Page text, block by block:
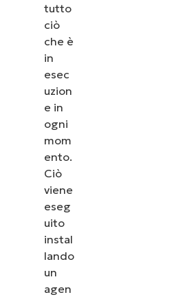
tutto
ciò
che è
in
esec
uzion
e in
ogni
mom
ento.
Ciò
viene
eseg
uito
instal
lando
un
agen